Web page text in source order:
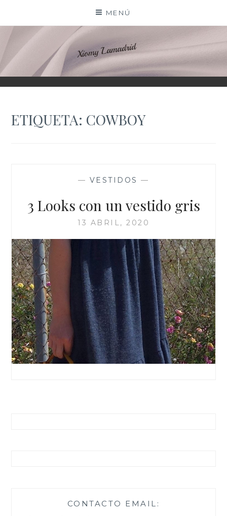
contenido
MENÚ
XIOMY LAMADRID
ETIQUETA: COWBOY
— VESTIDOS —
3 Looks con un vestido gris
13 ABRIL, 2020
CONTACTO EMAIL: